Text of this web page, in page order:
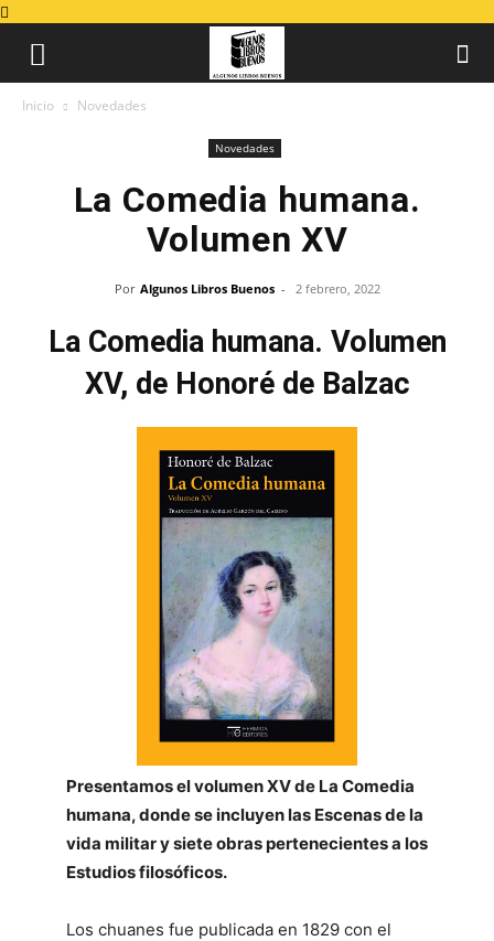
Inicio Novedades
Novedades
La Comedia humana.
Volumen XV
Por Algunos Libros Buenos - 2 febrero, 2022
La Comedia humana. Volumen
XV, de Honoré de Balzac
Presentamos el volumen XV de La Comedia
humana, donde se incluyen las Escenas de la
vida militar y siete obras pertenecientes a los
Estudios filosóficos.
Los chuanes fue publicada en 1829 con el